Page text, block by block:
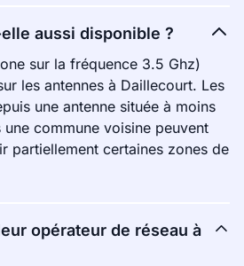
aussi disponible ?
sur la fréquence 3.5 Ghz)
les antennes à Daillecourt. Les
une antenne située à moins
commune voisine peuvent
partiellement certaines zones de
opérateur de réseau à